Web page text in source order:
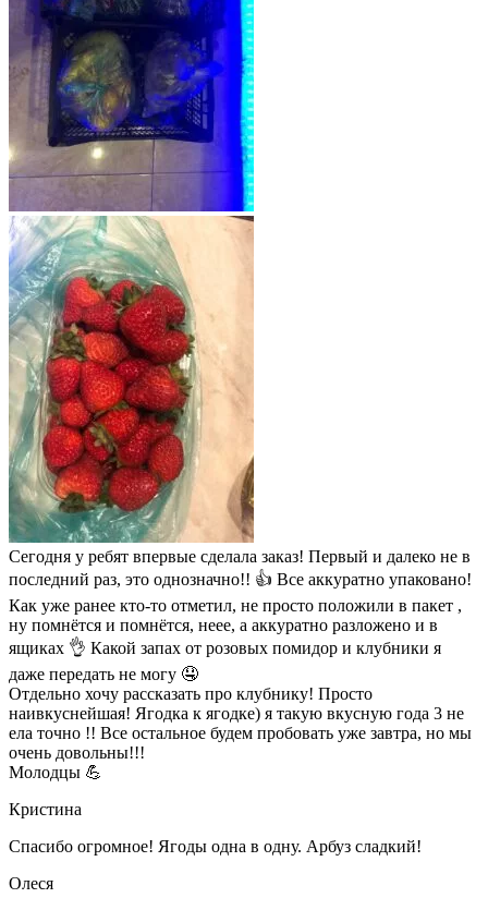
Сегодня у ребят впервые сделала заказ! Первый и далеко не в
последний раз, это однозначно!! 👍 Все аккуратно упаковано!
Как уже ранее кто-то отметил, не просто положили в пакет ,
ну помнётся и помнётся, неее, а аккуратно разложено и в
ящиках 👌 Какой запах от розовых помидор и клубники я
даже передать не могу 🤤
Отдельно хочу рассказать про клубнику! Просто
наивкуснейшая! Ягодка к ягодке) я такую вкусную года 3 не
ела точно !! Все остальное будем пробовать уже завтра, но мы
очень довольны!!!
Молодцы 💪
Кристина
Спасибо огромное! Ягоды одна в одну. Арбуз сладкий!
Олеся